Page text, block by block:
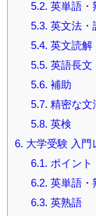
5.2. 英単語・
5.3. 英文法・
5.4. 英文読解
5.5. 英語長文
5.6. 補助
5.7. 精密な文
5.8. 英検
6. 大学受験 入門
6.1. ポイント
6.2. 英単語・
6.3. 英熟語